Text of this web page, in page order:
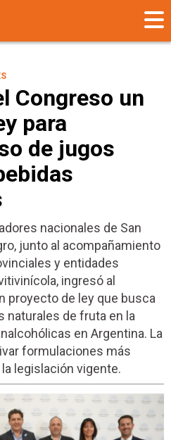
Congreso un
para
de jugos
nacionales de San
junto al acompañamiento
y entidades
ingresó al
proyecto de ley que busca
naturales de fruta en la
en Argentina. La
formulaciones más
legislación vigente.